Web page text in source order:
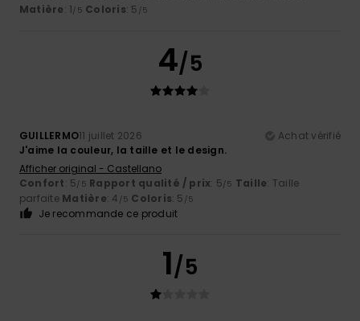
Matière: 1/5 Coloris: 5 /5
4/5
GUILLERMO11 juillet 2026
Achat vérifié
J'aime la couleur, la taille et le design.
Afficher original - Castellano
Confort: 5/5 Rapport qualité / prix: 5/5 Taille: Taille
parfaite Matière: 4 /5 Coloris: 5 /5
Je recommande ce produit
1/5